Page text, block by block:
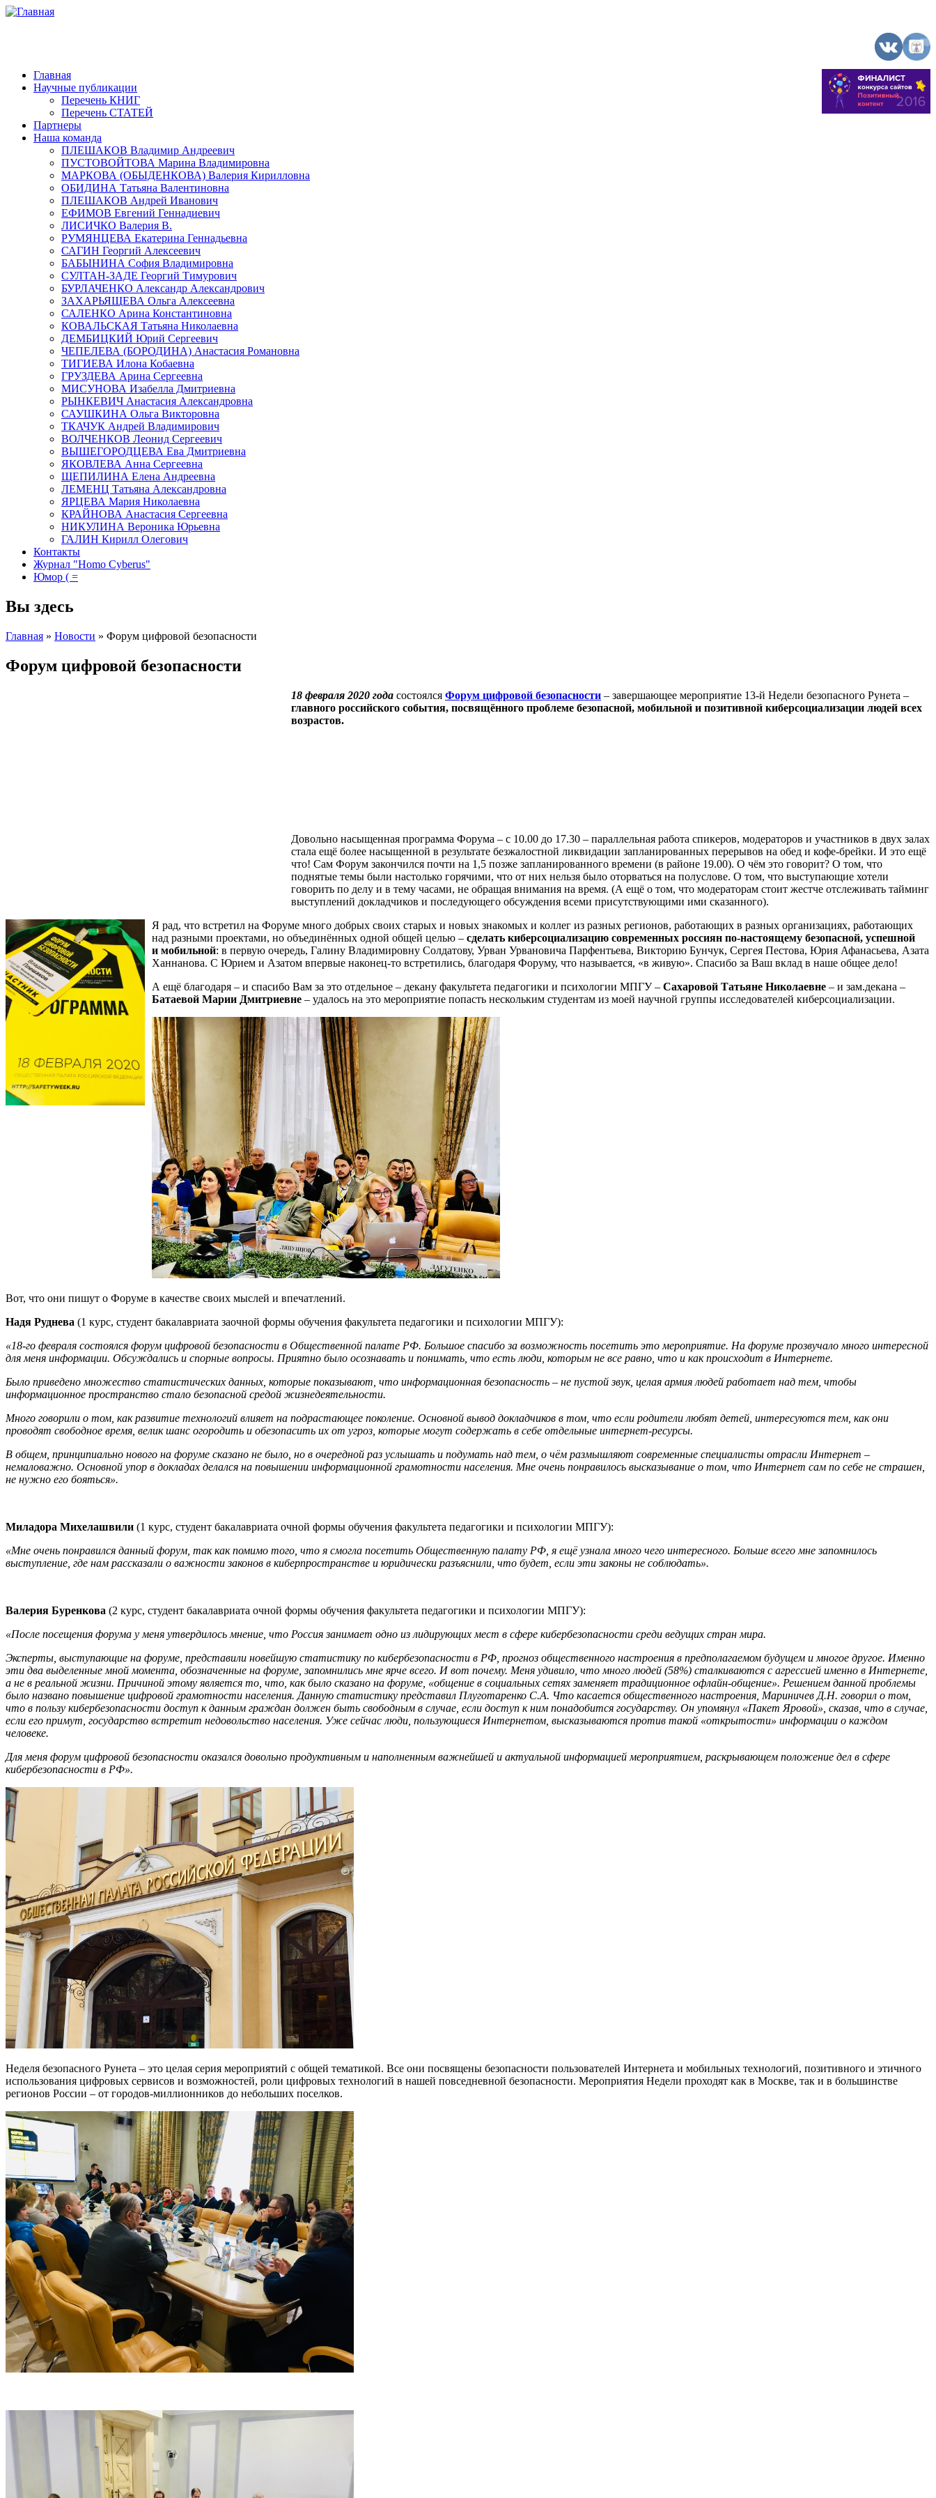
Главная
Научные публикации
Перечень КНИГ
Перечень СТАТЕЙ
Партнеры
Наша команда
ПЛЕШАКОВ Владимир Андреевич
ПУСТОВОЙТОВА Марина Владимировна
МАРКОВА (ОБЫДЕНКОВА) Валерия Кирилловна
ОБИДИНА Татьяна Валентиновна
ПЛЕШАКОВ Андрей Иванович
ЕФИМОВ Евгений Геннадиевич
ЛИСИЧКО Валерия В.
РУМЯНЦЕВА Екатерина Геннадьевна
САГИН Георгий Алексеевич
БАБЫНИНА София Владимировна
СУЛТАН-ЗАДЕ Георгий Тимурович
БУРЛАЧЕНКО Александр Александрович
ЗАХАРЬЯЩЕВА Ольга Алексеевна
САЛЕНКО Арина Константиновна
КОВАЛЬСКАЯ Татьяна Николаевна
ДЕМБИЦКИЙ Юрий Сергеевич
ЧЕПЕЛЕВА (БОРОДИНА) Анастасия Романовна
ТИГИЕВА Илона Кобаевна
ГРУЗДЕВА Арина Сергеевна
МИСУНОВА Изабелла Дмитриевна
РЫНКЕВИЧ Анастасия Александровна
САУШКИНА Ольга Викторовна
ТКАЧУК Андрей Владимирович
ВОЛЧЕНКОВ Леонид Сергеевич
ВЫШЕГОРОДЦЕВА Ева Дмитриевна
ЯКОВЛЕВА Анна Сергеевна
ЩЕПИЛИНА Елена Андреевна
ЛЕМЕНЦ Татьяна Александровна
ЯРЦЕВА Мария Николаевна
КРАЙНОВА Анастасия Сергеевна
НИКУЛИНА Вероника Юрьевна
ГАЛИН Кирилл Олегович
Контакты
Журнал "Homo Cyberus"
Юмор ( =
Вы здесь
Главная » Новости » Форум цифровой безопасности
Форум цифровой безопасности
18 февраля 2020 года состоялся Форум цифровой безопасности – завершающее мероприятие 13-й Недели безопасного Рунета –
главного российского события, посвящённого проблеме безопасной, мобильной и позитивной киберсоциализации людей всех
возрастов.
Довольно насыщенная программа Форума – с 10.00 до 17.30 – параллельная работа спикеров, модераторов и участников в двух залах
стала ещё более насыщенной в результате безжалостной ликвидации запланированных перерывов на обед и кофе-брейки. И это ещё
что! Сам Форум закончился почти на 1,5 позже запланированного времени (в районе 19.00). О чём это говорит? О том, что
поднятые темы были настолько горячими, что от них нельзя было оторваться на полуслове. О том, что выступающие хотели
говорить по делу и в тему часами, не обращая внимания на время. (А ещё о том, что модераторам стоит жестче отслеживать тайминг
выступлений докладчиков и последующего обсуждения всеми присутствующими ими сказанного).
Я рад, что встретил на Форуме много добрых своих старых и новых знакомых и коллег из разных регионов, работающих в разных организациях, работающих
над разными проектами, но объединённых одной общей целью – сделать киберсоциализацию современных россиян по-настоящему безопасной, успешной
и мобильной: в первую очередь, Галину Владимировну Солдатову, Урван Урвановича Парфентьева, Викторию Бунчук, Сергея Пестова, Юрия Афанасьева, Азата
Ханнанова. С Юрием и Азатом впервые наконец-то встретились, благодаря Форуму, что называется, «в живую». Спасибо за Ваш вклад в наше общее дело!
А ещё благодаря – и спасибо Вам за это отдельное – декану факультета педагогики и психологии МПГУ – Сахаровой Татьяне Николаевне – и зам.декана –
Батаевой Марии Дмитриевне – удалось на это мероприятие попасть нескольким студентам из моей научной группы исследователей киберсоциализации.
Вот, что они пишут о Форуме в качестве своих мыслей и впечатлений.
Надя Руднева (1 курс, студент бакалавриата заочной формы обучения факультета педагогики и психологии МПГУ):
«18-го февраля состоялся форум цифровой безопасности в Общественной палате РФ. Большое спасибо за возможность посетить это мероприятие. На форуме прозвучало много интересной
для меня информации. Обсуждались и спорные вопросы. Приятно было осознавать и понимать, что есть люди, которым не все равно, что и как происходит в Интернете.
Было приведено множество статистических данных, которые показывают, что информационная безопасность – не пустой звук, целая армия людей работает над тем, чтобы
информационное пространство стало безопасной средой жизнедеятельности.
Много говорили о том, как развитие технологий влияет на подрастающее поколение. Основной вывод докладчиков в том, что если родители любят детей, интересуются тем, как они
проводят свободное время, велик шанс огородить и обезопасить их от угроз, которые могут содержать в себе отдельные интернет-ресурсы.
В общем, принципиально нового на форуме сказано не было, но в очередной раз услышать и подумать над тем, о чём размышляют современные специалисты отрасли Интернет –
немаловажно. Основной упор в докладах делался на повышении информационной грамотности населения. Мне очень понравилось высказывание о том, что Интернет сам по себе не страшен,
не нужно его бояться».
Миладора Михелашвили (1 курс, студент бакалавриата очной формы обучения факультета педагогики и психологии МПГУ):
«Мне очень понравился данный форум, так как помимо того, что я смогла посетить Общественную палату РФ, я ещё узнала много чего интересного. Больше всего мне запомнилось
выступление, где нам рассказали о важности законов в киберпространстве и юридически разъяснили, что будет, если эти законы не соблюдать».
Валерия Буренкова (2 курс, студент бакалавриата очной формы обучения факультета педагогики и психологии МПГУ):
«После посещения форума у меня утвердилось мнение, что Россия занимает одно из лидирующих мест в сфере кибербезопасности среди ведущих стран мира.
Эксперты, выступающие на форуме, представили новейшую статистику по кибербезопасности в РФ, прогноз общественного настроения в предполагаемом будущем и многое другое. Именно
эти два выделенные мной момента, обозначенные на форуме, запомнились мне ярче всего. И вот почему. Меня удивило, что много людей (58%) сталкиваются с агрессией именно в Интернете,
а не в реальной жизни. Причиной этому является то, что, как было сказано на форуме, «общение в социальных сетях заменяет традиционное офлайн-общение». Решением данной проблемы
было названо повышение цифровой грамотности населения. Данную статистику представил Плуготаренко С.А. Что касается общественного настроения, Мариничев Д.Н. говорил о том,
что в пользу кибербезопасности доступ к данным граждан должен быть свободным в случае, если доступ к ним понадобится государству. Он упомянул «Пакет Яровой», сказав, что в случае,
если его примут, государство встретит недовольство населения. Уже сейчас люди, пользующиеся Интернетом, высказываются против такой «открытости» информации о каждом
человеке.
Для меня форум цифровой безопасности оказался довольно продуктивным и наполненным важнейшей и актуальной информацией мероприятием, раскрывающем положение дел в сфере
кибербезопасности в РФ».
Неделя безопасного Рунета – это целая серия мероприятий с общей тематикой. Все они посвящены безопасности пользователей Интернета и мобильных технологий, позитивного и этичного
использования цифровых сервисов и возможностей, роли цифровых технологий в нашей повседневной безопасности. Мероприятия Недели проходят как в Москве, так и в большинстве
регионов России – от городов-миллионников до небольших поселков.